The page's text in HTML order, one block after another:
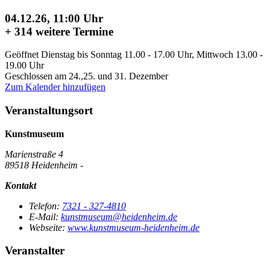
04.12.26, 11:00 Uhr
+ 314 weitere Termine
Geöffnet Dienstag bis Sonntag 11.00 - 17.00 Uhr, Mittwoch 13.00 -
19.00 Uhr
Geschlossen am 24.,25. und 31. Dezember
Zum Kalender hinzufügen
Veranstaltungsort
Kunstmuseum
Marienstraße 4
89518 Heidenheim -
Kontakt
Telefon: 7321 - 327-4810
E-Mail: kunstmuseum@heidenheim.de
Webseite: www.kunstmuseum-heidenheim.de
Veranstalter